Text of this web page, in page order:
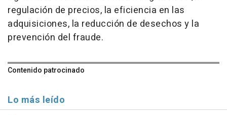
regulación de precios, la eficiencia en las
adquisiciones, la reducción de desechos y la
prevención del fraude.
Contenido patrocinado
Lo más leído